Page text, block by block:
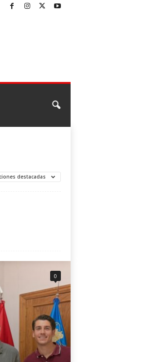
destacadas
0